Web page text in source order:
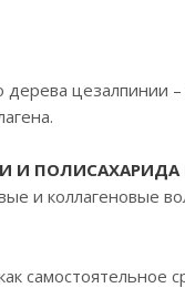
цезалпинии
И
и коллагеновые
самостоятельное